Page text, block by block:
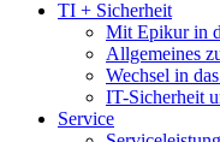
TI + Sicherheit
Mit Epikur in
Allgemeines
Wechsel in
IT-Sicherheit
Service